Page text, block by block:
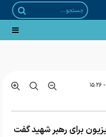
برای مقابله با بحران اختلال
برای رهبر شهید گفت